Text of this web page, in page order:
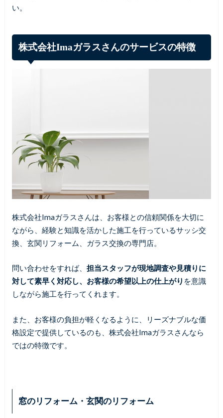
い。
株式会社Imaガラスさんのサービスの特徴
株式会社Imaガラスさんは、お客様との信頼関係を大切に
ながら、経験と知識を活かした施工を行っているサッシ交
換、玄関リフォーム、ガラス交換の専門店。
問い合わせをすれば、 担当スタッフが現地調査や見積りに
対して素早く対応し、お客様の希望以上の仕上がり を意識
しながら施工を行ってくれます。
また、お客様の負担が軽くなるように、リーズナブルな価
格設定で提供しているのも、株式会社Imaガラスさんなら
ではの特徴です。
窓のリフォーム・玄関のリフォーム